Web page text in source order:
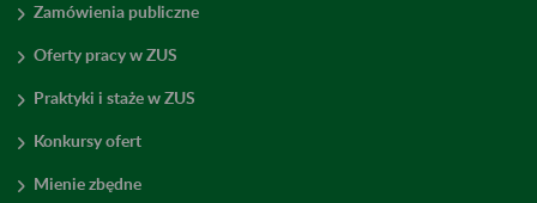
Zamówienia publiczne
Oferty pracy w ZUS
Praktyki i staże w ZUS
Konkursy ofert
Mienie zbędne